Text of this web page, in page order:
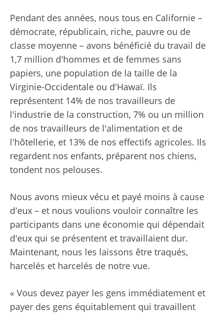
Pendant des années, nous tous en Californie –
démocrate, républicain, riche, pauvre ou de
classe moyenne – avons bénéficié du travail de
1,7 million d'hommes et de femmes sans
papiers, une population de la taille de la
Virginie-Occidentale ou d'Hawaï. Ils
représentent 14% de nos travailleurs de
l'industrie de la construction, 7% ou un million
de nos travailleurs de l'alimentation et de
l'hôtellerie, et 13% de nos effectifs agricoles. Ils
regardent nos enfants, préparent nos chiens,
tondent nos pelouses.
Nous avons mieux vécu et payé moins à cause
d'eux – et nous voulions vouloir connaître les
participants dans une économie qui dépendait
d'eux qui se présentent et travaillaient dur.
Maintenant, nous les laissons être traqués,
harcelés et harcelés de notre vue.
« Vous devez payer les gens immédiatement et
payer des gens équitablement qui travaillent